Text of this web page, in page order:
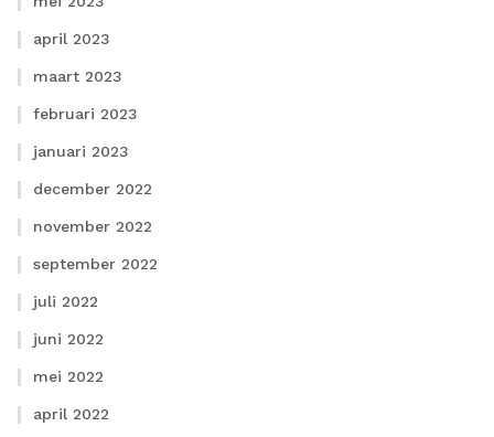
april 2023
maart 2023
februari 2023
januari 2023
december 2022
november 2022
september 2022
juli 2022
juni 2022
mei 2022
april 2022